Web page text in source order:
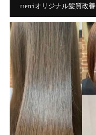
merciオリジナル髪質改善